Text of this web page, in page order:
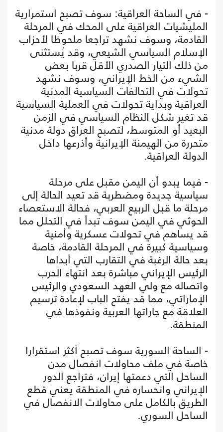
- في الساحة العراقية: سوف تصبح استمرارية
المليشيات العراقية على المحك في المرحلة
القادمة، وسوف نشهد تراجعا ملحوظا لأحزاب
الإسلام السياسي الشيعي، وقد يُستثنى
من ذلك التيار الصدري الأقل قربا بعض
الشيء من الخط الإيراني، وسوف نشهد
تحولات في التحالفات السياسية المدنية
العراقية وبداية تحولات في العملية السياسية
قد تغير شكل النظام السياسي في الزمن
البعيد أو المتوسط، لتصبح العراق دولة مدنية
متحررة من الهيمنة الإيرانية وأذرعها داخل
الدولة العراقية.
- فيما يبدو أن اليمن مقبل على مرحلة
سياسية جديدة ومضطربة قد تعيد الحالة إلى
مرحلة ما قبل الربيع العربي، فحالة الاستعصاء
الحوثي في اليمن سوف تبدأ في التحلل مما
قد يساهم في تحولات عسكرية وأمنية
وسياسية كبيرة في المرحلة القادمة، خاصة
بعد حالة الرغبة في التقارب التي أبداها
الرئيس الإيراني مباشرة بعد انتهاء الحرب
واتصاله مع ولي العهد السعودي والرئيس
الإماراتي، مما قد يفتح الباب لإعادة ترسيم
العلاقة مع جاراتها العربية ونفوذها في
المنطقة.
- الساحة السورية سوف تصبح أكثر استقرارا
خاصة في ملف محاولات انفصال مدن
الساحل التي دعمتها إيران، فتراجع الدور
الإيراني وانحساره في المنطقة يعني قطع
الطريق بالكامل على محاولات الانفصال في
الساحل السوري.